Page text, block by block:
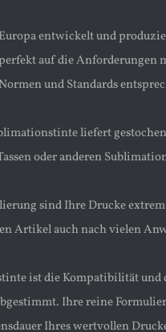
entwickelt und
auf die Anforderungen
und Standards
liefert
oder anderen
sind Ihre Drucke
Artikel auch nach vielen
ist die Kompatibilität und
Ihre reine
Ihres wertvollen